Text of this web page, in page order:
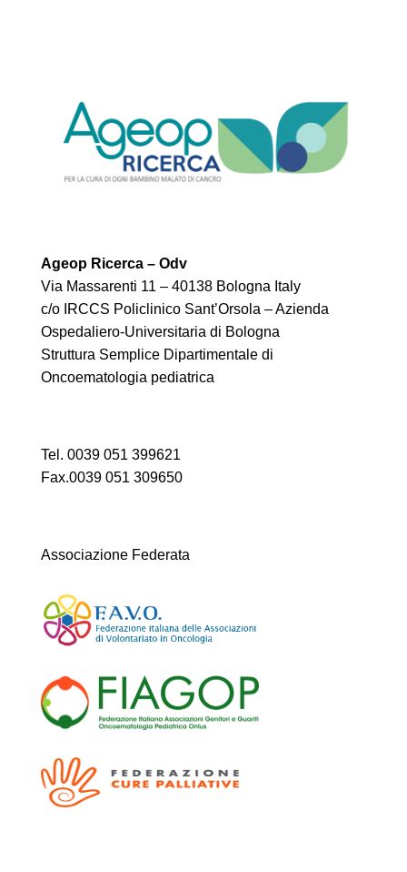
Ageop Ricerca – Odv
Via Massarenti 11 – 40138 Bologna Italy
c/o IRCCS Policlinico Sant’Orsola – Azienda
Ospedaliero-Universitaria di Bologna
Struttura Semplice Dipartimentale di
Oncoematologia pediatrica
Tel. 0039 051 399621
Fax.0039 051 309650
Associazione Federata